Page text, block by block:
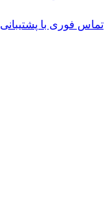
تماس فوری با پشتیبانی